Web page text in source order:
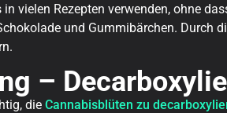
vielen Rezepten verwenden, ohne
und Gummibärchen. Durch
–
die Cannabisblüten zu